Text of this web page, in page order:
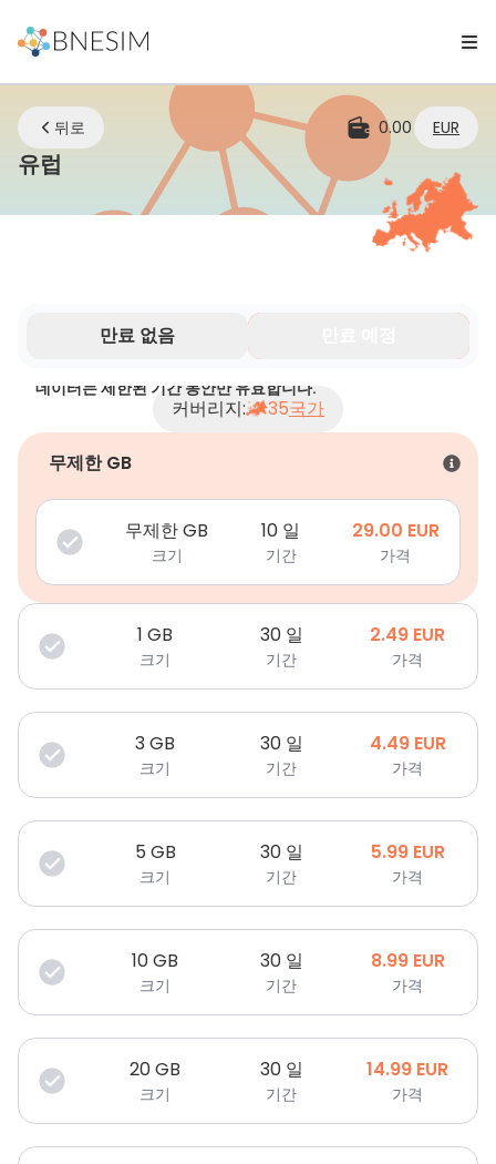
뒤로 0.00 EUR
유럽 eSIM | 어디에 있든 연결 유지
만료 없음
데이터는 제한된 기간 동안만 유효합니다.
커버리지: 35국가
무제한 GB
무제한 GB
크기
10 일
기간
29.00 EUR
가격
1 GB
크기
30 일
기간
2.49 EUR
가격
3GB
크기
30 일
기간
4.49 EUR
가격
5 GB
크기
30 일
기간
5.99 EUR
가격
10GB
크기
30 일
기간
8.99 EUR
가격
20GB
크기
30 일
기간
14.99 EUR
가격